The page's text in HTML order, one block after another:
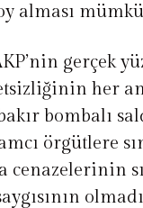
alması
gerçek
her
bombalı
örgütlere
cenazelerinin